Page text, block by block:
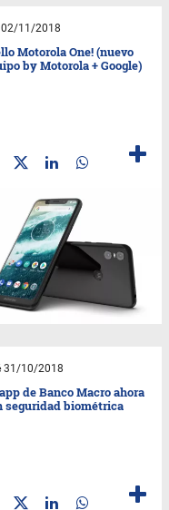
11/2018
Motorola One! (nuevo
by Motorola + Google)
31/10/2018
de Banco Macro ahora
seguridad biométrica